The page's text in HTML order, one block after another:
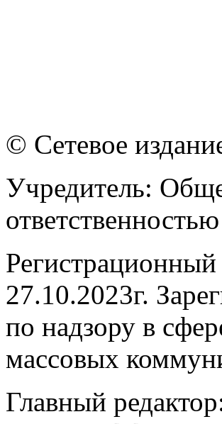
© Сетевое
Учредитель:
27.10.2023г.
по надзору в
массовых
Главный